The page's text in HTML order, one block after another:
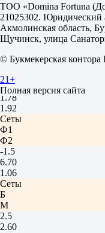
+4.5
2.02
-4.5
1.70
Тотал
Б
М
20.5
1.78
1.92
Сеты
Ф1
Ф2
-1.5
6.70
1.06
Сеты
Б
М
2.5
2.60
ТОО «Domina Fortuna
21025302. Юридический
Акмолинская область,
Щучинск, улица
© Букмекерская контора
21+
Полная версия сайта